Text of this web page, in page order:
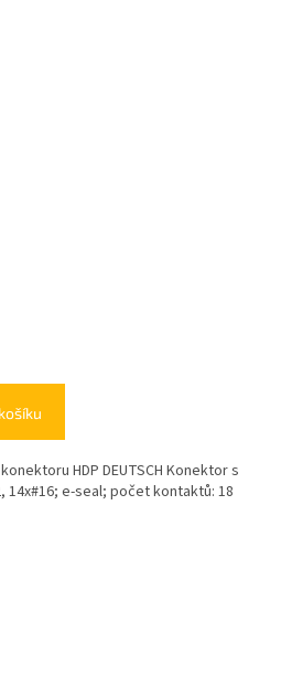
HDP DEUTSCH Konektor s
14x#16; e-seal; počet kontaktů: 18